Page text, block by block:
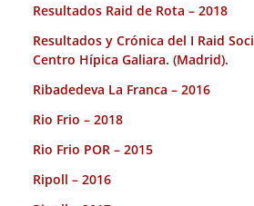
Resultados Raid de Rota – 2018
Resultados y Crónica del I Raid
Centro Hípica Galiara. (Madrid).
Ribadedeva La Franca – 2016
Rio Frio – 2018
Rio Frio POR – 2015
Ripoll – 2016